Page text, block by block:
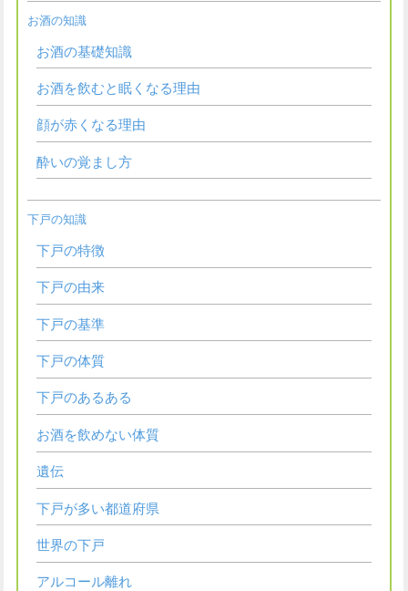
お酒の知識
お酒の基礎知識
お酒を飲むと眠くなる理由
顔が赤くなる理由
酔いの覚まし方
下戸の知識
下戸の特徴
下戸の由来
下戸の基準
下戸の体質
下戸のあるある
お酒を飲めない体質
遺伝
下戸が多い都道府県
世界の下戸
アルコール離れ